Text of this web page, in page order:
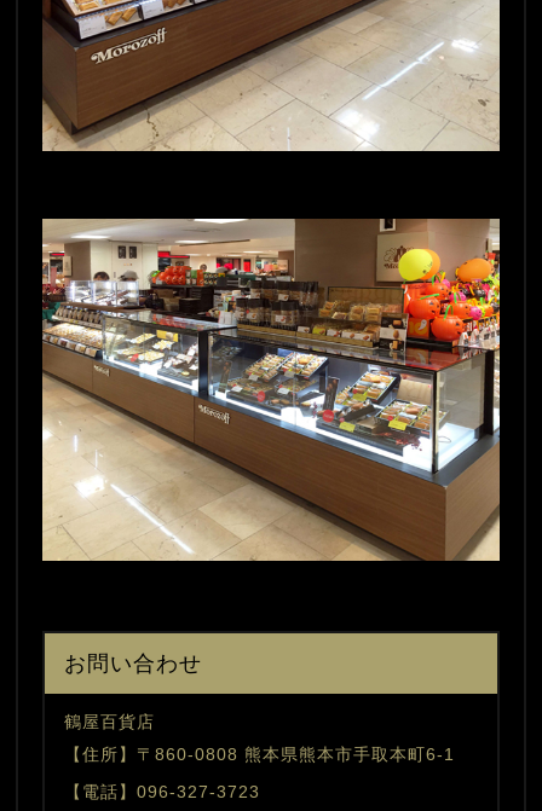
お問い合わせ
鶴屋百貨店
【住所】〒860-0808 熊本県熊本市手取本町6-1
【電話】096-327-3723